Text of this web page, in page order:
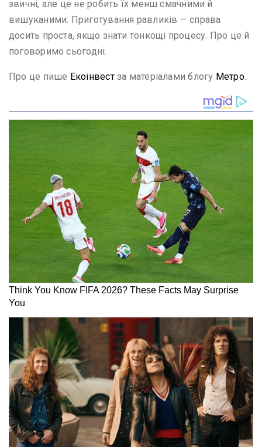
звичні, але це не робить їх менш смачними й
вишуканими. Приготування равликів — справа
досить проста, якщо знати тонкощі процесу. Про це й
поговоримо сьогодні.
Про це пише Екоінвест за матеріалами блогу Метро.